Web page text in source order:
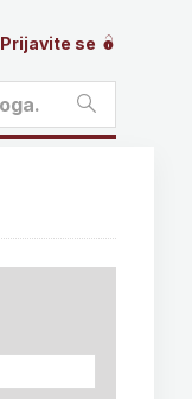
Prijavite se